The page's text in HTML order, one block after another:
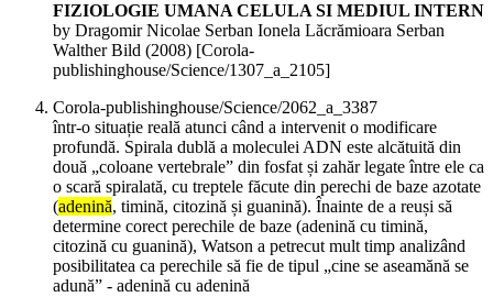
FIZIOLOGIE UMANA CELULA SI MEDIUL INTERN
by Dragomir Nicolae Serban Ionela Lăcrămioara Serban
Walther Bild (2008) [Corola-
publishinghouse/Science/1307_a_2105]
Corola-publishinghouse/Science/2062_a_3387
într-o situație reală atunci când a intervenit o modificare
profundă. Spirala dublă a moleculei ADN este alcătuită din
două „coloane vertebrale” din fosfat și zahăr legate între ele ca
o scară spiralată, cu treptele făcute din perechi de baze azotate
(adenină, timină, citozină și guanină). Înainte de a reuși să
determine corect perechile de baze (adenină cu timină,
citozină cu guanină), Watson a petrecut mult timp analizând
posibilitatea ca perechile să fie de tipul „cine se aseamănă se
adună” - adenină cu adenină